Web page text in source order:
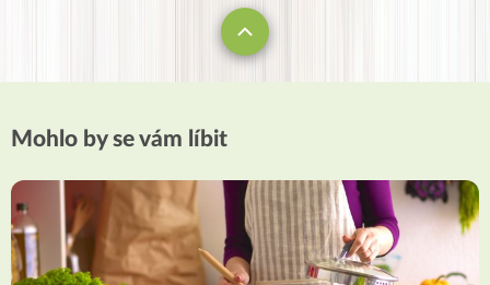
Mohlo by se vám líbit